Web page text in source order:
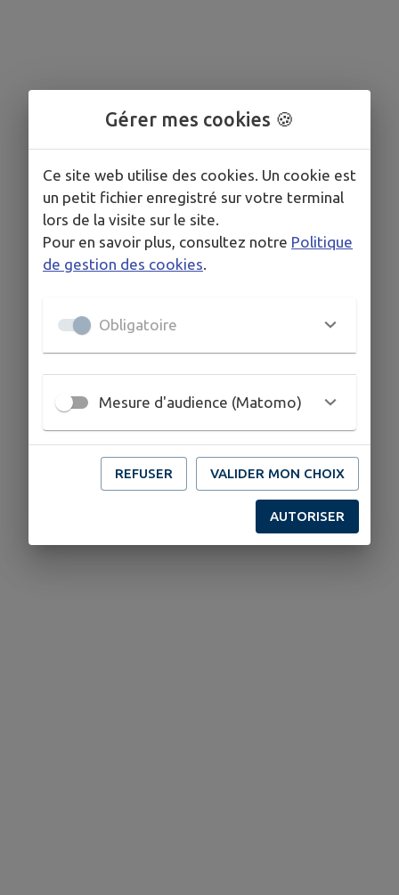
Gérer mes cookies 🍪
Ce site web utilise des cookies. Un cookie est
un petit fichier enregistré sur votre terminal
lors de la visite sur le site.
Pour en savoir plus, consultez notre Politique
de gestion des cookies
Obligatoire
Mesure d'audience (Matomo)
REFUSER VALIDER MON CHOIX
AUTORISER